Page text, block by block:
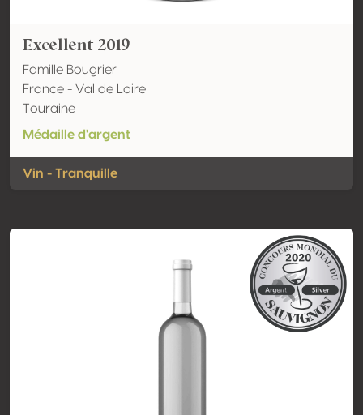
Excellent 2019
Famille Bougrier
France - Val de Loire
Touraine
Médaille d'argent
Vin - Tranquille